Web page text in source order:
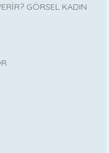
GÖRSEL KADIN